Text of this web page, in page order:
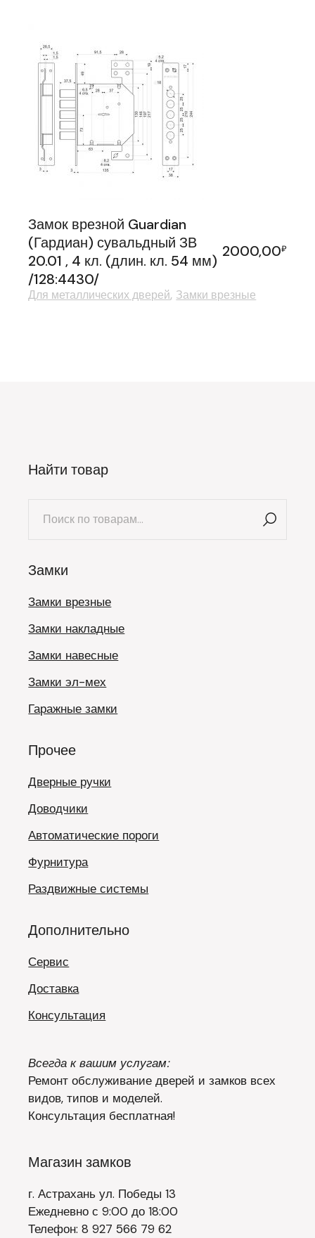
Замок врезной Guardian
(Гардиан) сувальдный ЗВ
20.01 , 4 кл. (длин. кл. 54 мм)
/128:4430/
2000,00₽
Для металлических дверей Замки врезные
Найти товар
Замки
Замки врезные
Замки накладные
Замки навесные
Замки эл-мех
Гаражные замки
Прочее
Дверные ручки
Доводчики
Автоматические пороги
Фурнитура
Раздвижные системы
Дополнительно
Сервис
Доставка
Консультация
Всегда к вашим услугам:
Ремонт обслуживание дверей и замков всех
видов, типов и моделей.
Консультация бесплатная!
Магазин замков
г. Астрахань ул. Победы 13
Ежедневно с 9:00 до 18:00
Телефон: 8 927 566 79 62